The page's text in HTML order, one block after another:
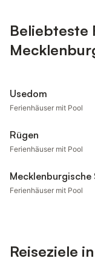
Beliebteste
Usedom
Ferienhäuser mit Pool
Rügen
Ferienhäuser mit Pool
Mecklenburgische
Ferienhäuser mit Pool
Reiseziele